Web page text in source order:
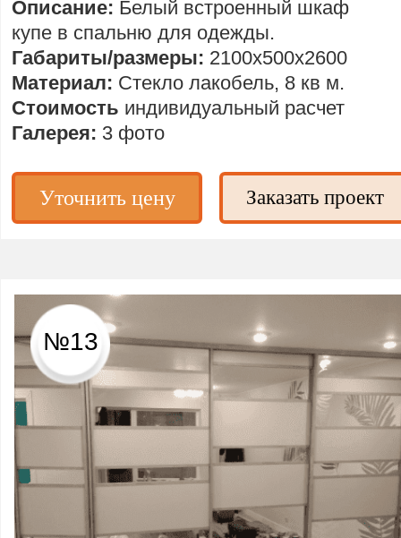
№13
Описание: Белый встроенный шкаф
купе в спальню для одежды.
Габариты/размеры: 2100х500х2600
Материал: Стекло лакобель, 8 кв м.
Стоимость индивидуальный расчет
Галерея: 3 фото
Заказать проект
Уточнить цену